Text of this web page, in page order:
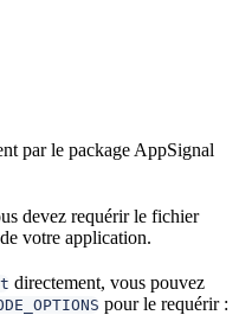
par le package AppSignal
devez requérir le fichier
votre application.
directement, vous pouvez
pour le requérir :